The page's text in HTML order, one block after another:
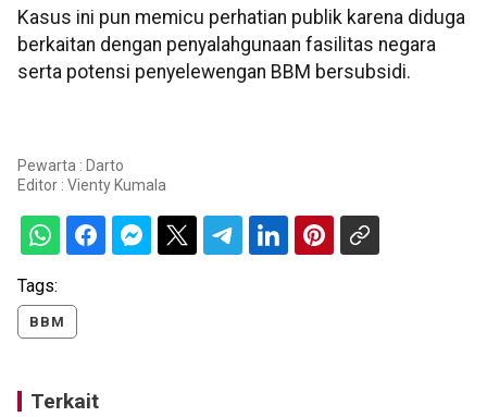
Kasus ini pun memicu perhatian publik karena diduga
berkaitan dengan penyalahgunaan fasilitas negara
serta potensi penyelewengan BBM bersubsidi.
Pewarta : Darto
Editor : Vienty Kumala
Tags:
BBM
Terkait